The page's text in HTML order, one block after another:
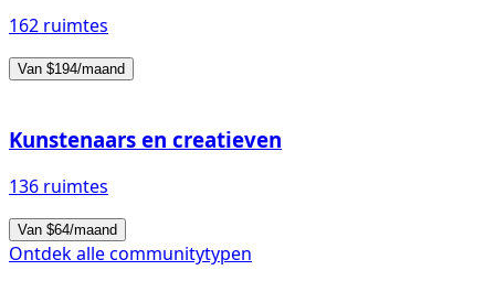
162 ruimtes
Van $194/maand
Kunstenaars en creatieven
136 ruimtes
Van $64/maand
Ontdek alle communitytypen